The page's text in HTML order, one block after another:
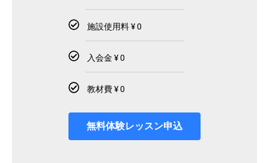
施設使用料 ¥ 0
入会金 ¥ 0
教材費 ¥ 0
無料体験レッスン申込